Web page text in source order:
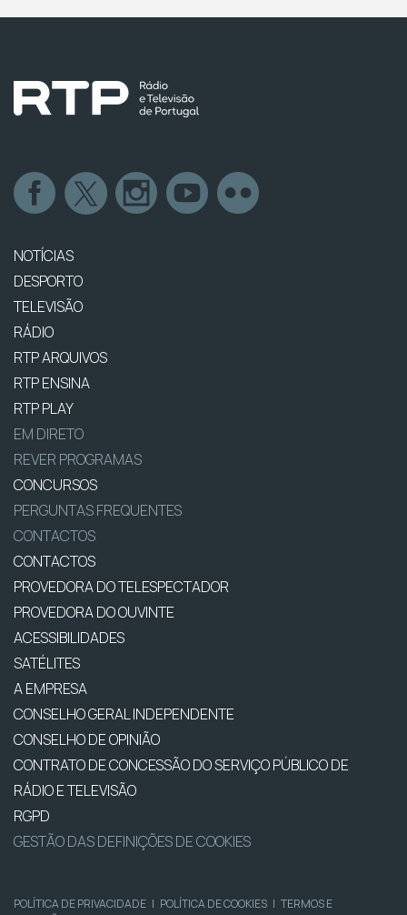
NOTÍCIAS
DESPORTO
TELEVISÃO
RÁDIO
RTP ARQUIVOS
RTP ENSINA
RTP PLAY
EM DIRETO
REVER PROGRAMAS
CONCURSOS
PERGUNTAS FREQUENTES
CONTACTOS
CONTACTOS
PROVEDORA DO TELESPECTADOR
PROVEDORA DO OUVINTE
ACESSIBILIDADES
SATÉLITES
A EMPRESA
CONSELHO GERAL INDEPENDENTE
CONSELHO DE OPINIÃO
CONTRATO DE CONCESSÃO DO SERVIÇO PÚBLICO DE
RÁDIO E TELEVISÃO
RGPD
GESTÃO DAS DEFINIÇÕES DE COOKIES
POLÍTICA DE PRIVACIDADE | POLÍTICA DE COOKIES | TERMOS E